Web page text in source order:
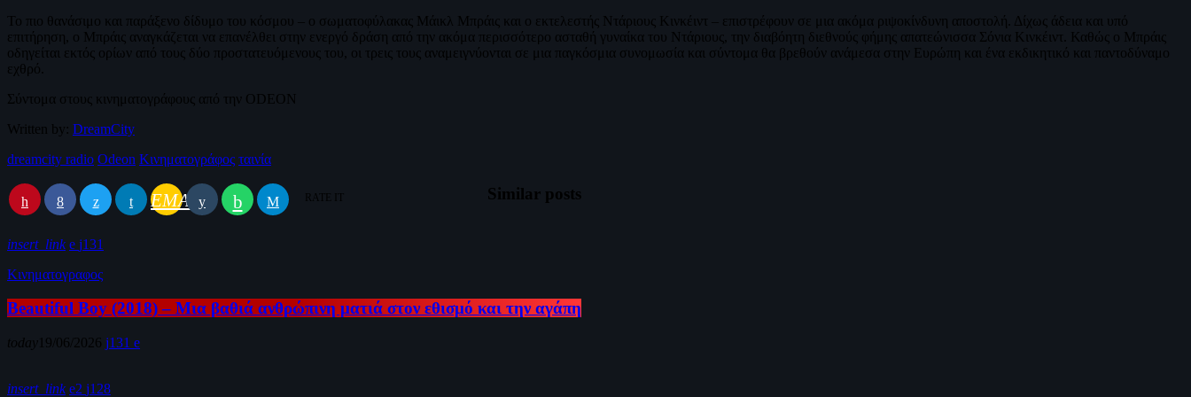
Το πιο θανάσιμο και παράξενο δίδυμο του κόσμου – ο σωματοφύλακας Μάικλ Μπράις και ο εκτελεστής Ντάριους Κινκέιντ – επιστρέφουν σε μια ακόμα ριψοκίνδυνη αποστολή. Δίχως άδεια και υπό
επιτήρηση, ο Μπράις αναγκάζεται να επανέλθει στην ενεργό δράση από την ακόμα περισσότερο ασταθή γυναίκα του Ντάριους, την διαβόητη διεθνούς φήμης απατεώνισσα Σόνια Κινκέιντ. Καθώς ο Μπράις
οδηγείται εκτός ορίων από τους δύο προστατευόμενους του, οι τρεις τους αναμειγνύονται σε μια παγκόσμια συνομωσία και σύντομα θα βρεθούν ανάμεσα στην Ευρώπη και ένα εκδικητικό και παντοδύναμο
εχθρό.
Σύντομα στους κινηματογράφους από την ODEON
Written by: DreamCity
dreamcity radio Odeon Κινηματογράφος ταινία
EMAIL RATE IT Similar posts
insert_link
131
Κινηματογραφος
Beautiful Boy (2018) – Μια βαθιά ανθρώπινη ματιά στον εθισμό και την αγάπη
today 19/06/2026 131
insert_link 2 128